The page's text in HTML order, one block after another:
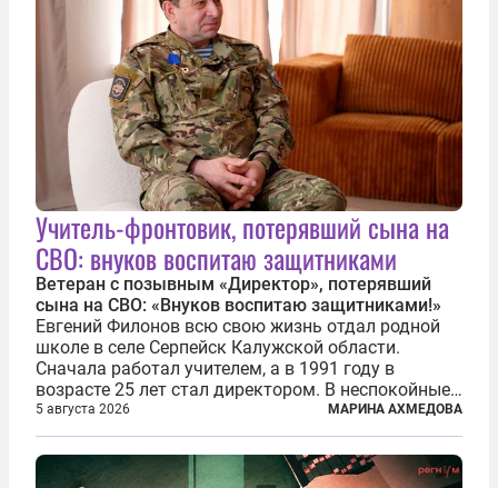
Учитель-фронтовик, потерявший сына на
СВО: внуков воспитаю защитниками
Ветеран с позывным «Директор», потерявший
сына на СВО: «Внуков воспитаю защитниками!»
Евгений Филонов всю свою жизнь отдал родной
школе в селе Серпейск Калужской области.
Сначала работал учителем, а в 1991 году в
возрасте 25 лет стал директором. В неспокойные
90-е он сумел спасти школу от закрытия и со
временем сделал ее лучшей в районе. В 2023 году
в возрасте 57 лет вслед за сыном...
5 августа 2026 МАРИНА АХМЕДОВА